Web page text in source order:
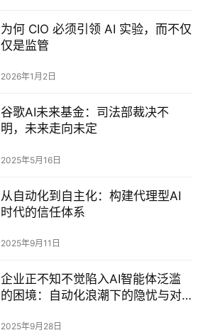
为何 CIO 必须引领 AI 实验，而不仅
仅是监管
2026年1月2日
谷歌AI未来基金：司法部裁决不
明，未来走向未定
2025年5月16日
从自动化到自主化：构建代理型AI
时代的信任体系‌
2025年9月11日
企业正不知不觉陷入AI智能体泛滥
的困境：自动化浪潮下的隐忧与对
2025年9月28日